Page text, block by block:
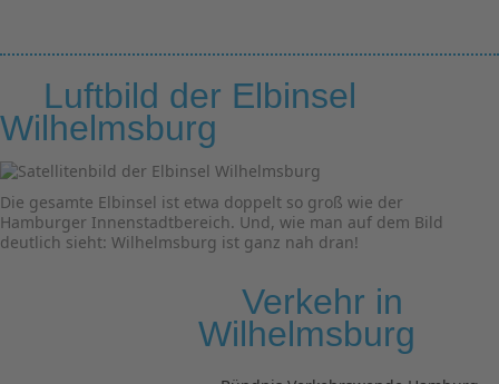
Luftbild der Elbinsel
Wilhelmsburg
Die gesamte Elbinsel ist etwa doppelt so groß wie der
Hamburger Innenstadtbereich. Und, wie man auf dem Bild
deutlich sieht: Wilhelmsburg ist ganz nah dran!
Verkehr in
Wilhelmsburg